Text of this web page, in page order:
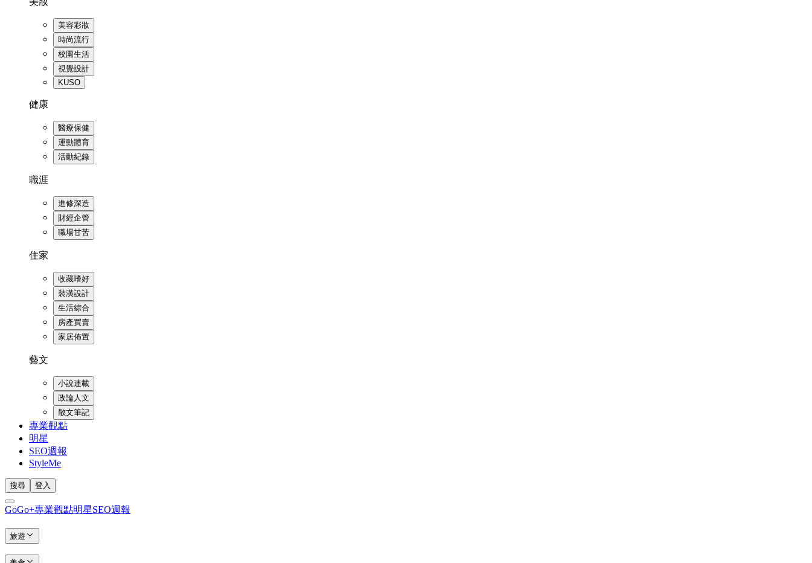
美容彩妝
時尚流行
校園生活
視覺設計
KUSO
健康
醫療保健
運動體育
活動紀錄
職涯
進修深造
財經企管
職場甘苦
住家
收藏嗜好
裝潢設計
生活綜合
房產買賣
家居佈置
藝文
小說連載
政論人文
散文筆記
專業觀點
明星
SEO週報
StyleMe
搜尋 登入
GoGo+專業觀點明星SEO週報
旅遊